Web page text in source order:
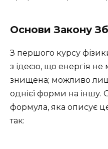
Основи Закону
З першого курсу
з ідеєю, що енергія
знищена; можливо
однієї форми на іншу.
формула, яка описує
так: